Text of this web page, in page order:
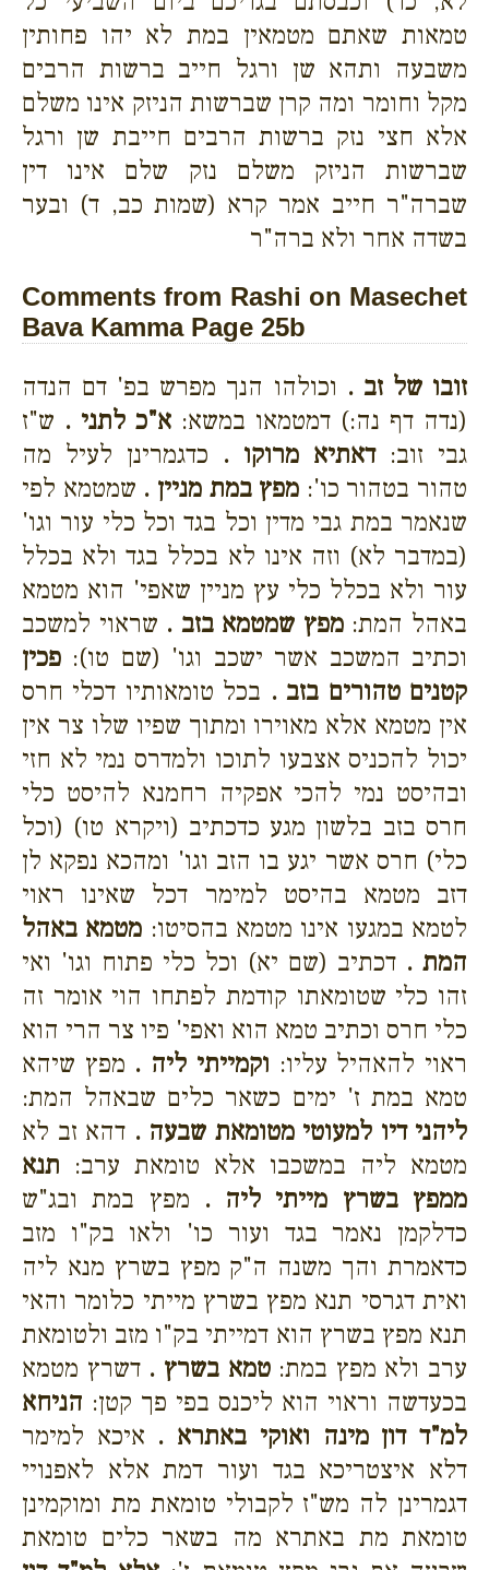
טמאות שאתם מטמאין במת לא יהו פחותין
משבעה ותהא שן ורגל חייב ברשות הרבים
מקל וחומר ומה קרן שברשות הניזק אינו משלם
אלא חצי נזק ברשות הרבים חייבת שן ורגל
שברשות הניזק משלם נזק שלם אינו דין
שברה"ר חייב אמר קרא (שמות כב, ד) ובער
בשדה אחר ולא ברה"ר
Comments from Rashi on Masechet
Bava Kamma Page 25b
זובו של זב . וכולהו הנך מפרש בפ' דם הנדה
(נדה דף נה:) דמטמאו במשא: א"כ לתני . ש"ז
גבי זוב:דאתיא מרוקו . כדגמרינן לעיל מה
טהור בטהור כו': מפץ במת מניין . שמטמא לפי
שנאמר במת גבי מדין וכל בגד וכל כלי עור וגו'
(במדבר לא) וזה אינו לא בכלל בגד ולא בכלל
עור ולא בכלל כלי עץ מניין שאפי' הוא מטמא
באהל המת:מפץ שמטמא בזב . שראוי למשכב
וכתיב המשכב אשר ישכב וגו' (שם טו): פכין
קטנים טהורים בזב . בכל טומאותיו דכלי חרס
אין מטמא אלא מאוירו ומתוך שפיו שלו צר אין
יכול להכניס אצבעו לתוכו ולמדרס נמי לא חזי
ובהיסט נמי להכי אפקיה רחמנא להיסט כלי
חרס בזב בלשון מגע כדכתיב (ויקרא טו) (וכל
כלי) חרס אשר יגע בו הזב וגו' ומהכא נפקא לן
דזב מטמא בהיסט למימר דכל שאינו ראוי
לטמא במגעו אינו מטמא בהסיטו: מטמא באהל
המת . דכתיב (שם יא) וכל כלי פתוח וגו' ואי
זהו כלי שטומאתו קודמת לפתחו הוי אומר זה
כלי חרס וכתיב טמא הוא ואפי' פיו צר הרי הוא
ראוי להאהיל עליו: וקמייתי ליה . מפץ שיהא
טמא במת ז' ימים כשאר כלים שבאהל המת:
ליהני דיו למעוטי מטומאת שבעה . דהא זב לא
מטמא ליה במשכבו אלא טומאת ערב: תנא
ממפץ בשרץ מייתי ליה . מפץ במת ובג"ש
כדלקמן נאמר בגד ועור כו' ולאו בק"ו מזב
כדאמרת והך משנה ה"ק מפץ בשרץ מנא ליה
ואית דגרסי תנא מפץ בשרץ מייתי כלומר והאי
תנא מפץ בשרץ הוא דמייתי בק"ו מזב ולטומאת
ערב ולא מפץ במת:טמא בשרץ . דשרץ מטמא
בכעדשה וראוי הוא ליכנס בפי פך קטן: הניחא
למ"ד דון מינה ואוקי באתרא . איכא למימר
דלא איצטריכא בגד ועור דמת אלא לאפנויי
דגמרינן לה מש"ז לקבולי טומאת מת ומוקמינן
טומאת מת באתרא מה בשאר כלים טומאת